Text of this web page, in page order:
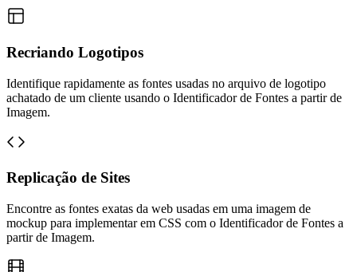
Recriando Logotipos
Identifique rapidamente as fontes usadas no arquivo de logotipo
achatado de um cliente usando o Identificador de Fontes a partir de
Imagem.
Replicação de Sites
Encontre as fontes exatas da web usadas em uma imagem de
mockup para implementar em CSS com o Identificador de Fontes a
partir de Imagem.